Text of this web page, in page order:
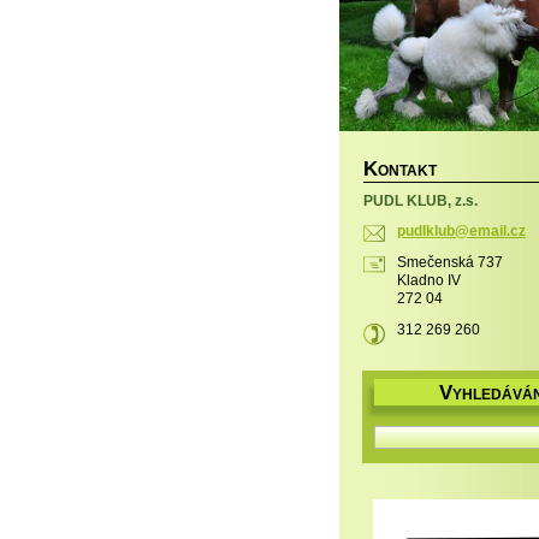
KONTAKT
PUDL KLUB, z.s.
pudlklub@email.cz
Smečenská 737
Kladno IV
272 04
312 269 260
V